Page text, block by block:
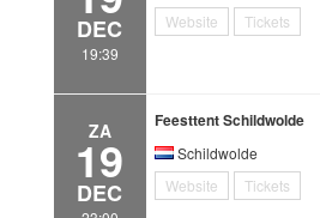
DEC
19:39
Website
Tickets
ZA
19
DEC
Feesttent Schildwolde
Schildwolde
Website
Tickets